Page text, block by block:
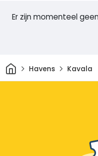
Er zijn momenteel
ThuisHavens Kavala